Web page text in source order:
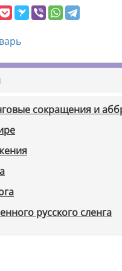
сокращения и
русского сленга